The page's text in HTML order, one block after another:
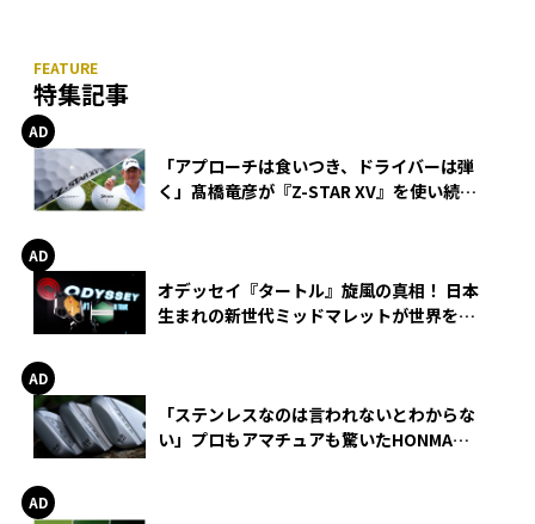
特集記事
「アプローチは食いつき、ドライバーは弾
く」髙橋竜彦が『Z-STAR XV』を使い続け
オデッセイ『タートル』旋風の真相！ 日本
生まれの新世代ミッドマレットが世界を席
「ステンレスなのは言われないとわからな
い」プロもアマチュアも驚いたHONMA